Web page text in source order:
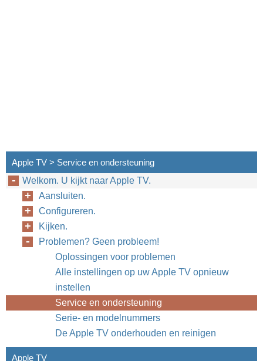
Apple TV > Service en ondersteuning
Welkom. U kijkt naar Apple TV.
Aansluiten.
Configureren.
Kijken.
Problemen? Geen probleem!
Oplossingen voor problemen
Alle instellingen op uw Apple TV opnieuw
instellen
Service en ondersteuning
Serie- en modelnummers
De Apple TV onderhouden en reinigen
Apple TV